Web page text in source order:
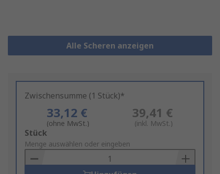
Alle Scheren anzeigen
Zwischensumme (1 Stück)*
33,12 €
(ohne MwSt.)
39,41 €
(inkl. MwSt.)
Add
to
Basket
Stück
Menge auswählen oder eingeben